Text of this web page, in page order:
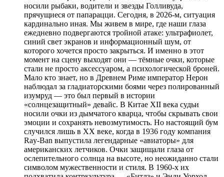
носили рыбаки, водители и звезды Голливуда,
прячущиеся от папарацци. Сегодня, в 2026-м, ситуация
кардинально иная. Мы живем в мире, где наши глаза
ежедневно подвергаются тройной атаке: ультрафиолет,
синий свет экранов и информационный шум, от
которого хочется просто закрыться. И именно в этот
момент на сцену выходят они — тёмные очки, которые
стали не просто аксессуаром, а психологической броней.
Мало кто знает, но в Древнем Риме император Нерон
наблюдал за гладиаторскими боями через полированный
изумруд — это был первый в истории
«солнцезащитный» девайс. В Китае XII века судьи
носили очки из дымчатого кварца, чтобы скрывать свои
эмоции и сохранять невозмутимость. Но настоящий бум
случился лишь в XX веке, когда в 1936 году компания
Ray-Ban выпустила легендарные «авиаторы» для
американских летчиков. Очки защищали глаза от
ослепительного солнца на высоте, но неожиданно стали
символом мужественности и стиля. В 1960-х их